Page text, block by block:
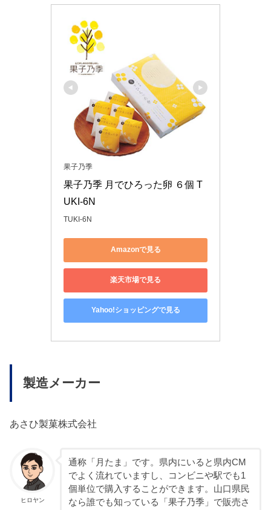
果子乃季
果子乃季 月でひろった卵 ６個 T
UKI-6N
TUKI-6N
Amazonで見る
楽天市場で見る
Yahoo!ショッピングで見る
製造メーカー
あさひ製菓株式会社
ヒロヤン
通称「月たま」です。県内にいると県内CM
でよく流れていますし、コンビニや駅でも1
個単位で購入することができます。山口県民
なら誰でも知っている「果子乃季」で販売さ